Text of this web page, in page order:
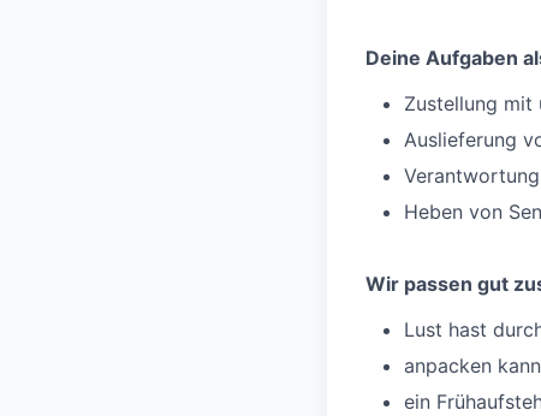
Deine Aufgaben
Zustellung mit
Auslieferung
Heben von
Wir passen gut
Lust hast
anpacken
ein